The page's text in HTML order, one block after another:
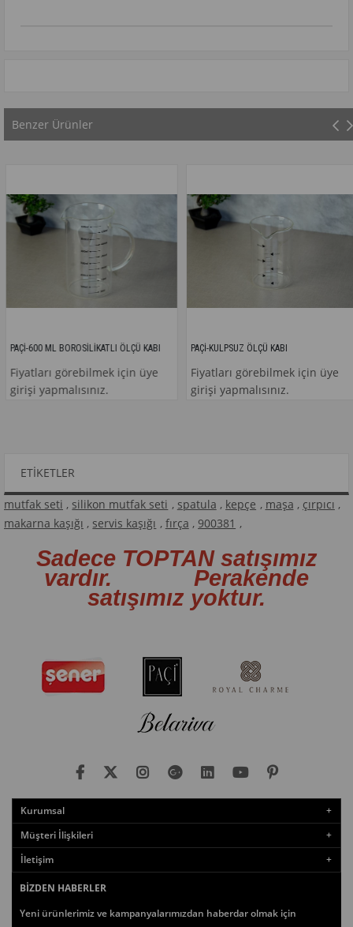
Benzer Ürünler
600 ML BOROSİLİKATLI ÖLÇÜ KABI
görebilmek için üye
yapmalısınız.
PAÇİ-KULPSUZ ÖLÇÜ KABI
Fiyatları görebilmek için üye
girişi yapmalısınız.
ETIKETLER
mutfak seti , silikon mutfak seti , spatula , kepçe , maşa , çırpıcı ,
makarna kaşığı , servis kaşığı , fırça , 900381 ,
Sadece TOPTAN satışımız
vardır. Perakende
satışımız yoktur.
Kurumsal
Müşteri İlişkileri
İletişim
BIZDEN HABERLER
Yeni ürünlerimiz ve kampanyalarımızdan haberdar olmak için